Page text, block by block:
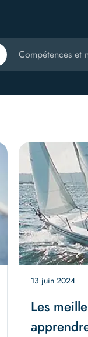
Compétences et
13 juin 2024
Les